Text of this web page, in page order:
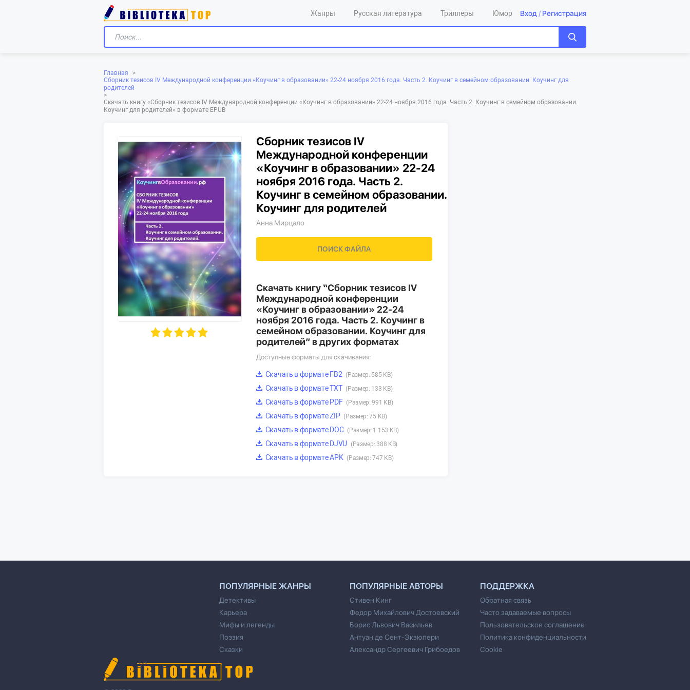
Жанры Русская литература Триллеры Юмор Вход / Регистрация
Главная
>
Сборник тезисов IV Международной конференции «Коучинг в образовании» 22-24 ноября 2016 года. Часть 2. Коучинг в семейном образовании. Коучинг для
родителей
>
Скачать книгу «‎Сборник тезисов IV Международной конференции «Коучинг в образовании» 22-24 ноября 2016 года. Часть 2. Коучинг в семейном образовании.
Коучинг для родителей»‎ в формате EPUB
Сборник тезисов IV
Международной конференции
«Коучинг в образовании» 22-24
ноября 2016 года. Часть 2.
Коучинг в семейном образовании.
Коучинг для родителей
Анна Мирцало
ПОИСК ФАЙЛА
Скачать книгу “Сборник тезисов IV
Международной конференции
«Коучинг в образовании» 22-24
ноября 2016 года. Часть 2. Коучинг в
семейном образовании. Коучинг для
родителей” в других форматах
Доступные форматы для скачивания:
Скачать в формате FB2 (Размер: 585 KB)
Скачать в формате TXT (Размер: 133 KB)
Скачать в формате PDF (Размер: 991 KB)
Скачать в формате ZIP (Размер: 75 KB)
Скачать в формате DOC (Размер: 1 153 KB)
Скачать в формате DJVU (Размер: 388 KB)
Скачать в формате APK (Размер: 747 KB)
ПОПУЛЯРНЫЕ ЖАНРЫ
Детективы
Карьера
Мифы и легенды
Поэзия
Сказки
ПОПУЛЯРНЫЕ АВТОРЫ
Стивен Кинг
Федор Михайлович Достоевский
Борис Львович Васильев
Антуан де Сент-Экзюпери
Александр Сергеевич Грибоедов
ПОДДЕРЖКА
Обратная связь
Часто задаваемые вопросы
Пользовательское соглашение
Политика конфиденциальности
Cookie